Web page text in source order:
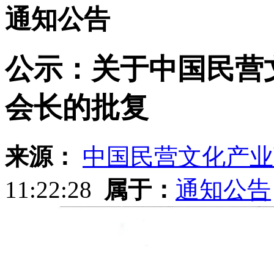
通知公告
公示：关于中国民
会长的批复
来源：
中国民营文化产
11:22:28 属于： 通知公告